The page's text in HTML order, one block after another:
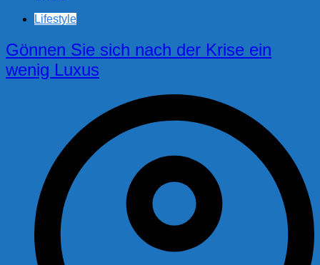
Lifestyle
Gönnen Sie sich nach der Krise ein
wenig Luxus